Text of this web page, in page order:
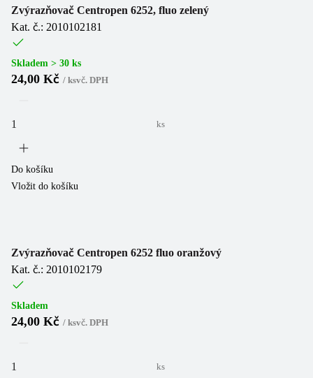
Zvýrazňovač Centropen 6252, fluo zelený
Kat. č.: 2010102181
Skladem > 30 ks
24,00 Kč / ksvč. DPH
ks
Do košíku
Vložit do košíku
Zvýrazňovač Centropen 6252 fluo oranžový
Kat. č.: 2010102179
Skladem
24,00 Kč / ksvč. DPH
ks